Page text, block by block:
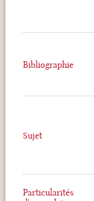
Bibliographie
Sujet
Particularités